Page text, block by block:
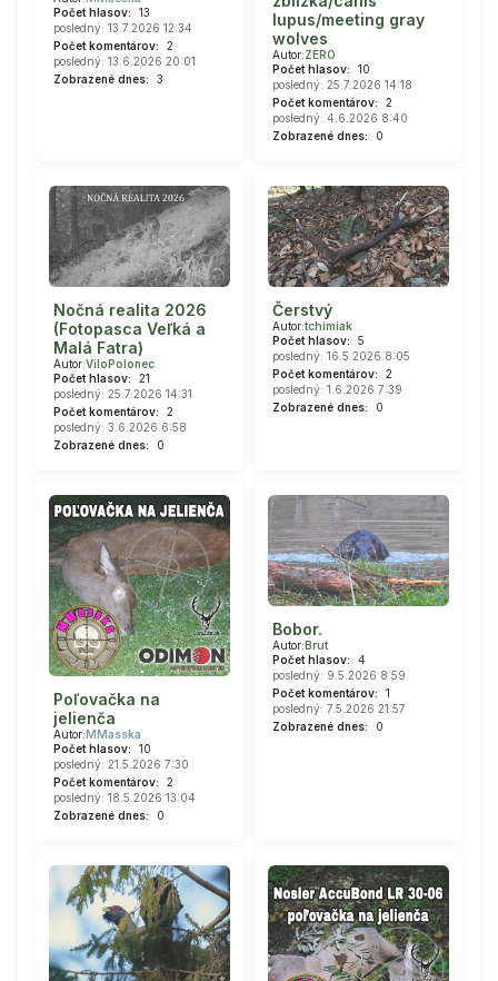
Počet hlasov:
13
posledný: 13.7.2026 12:34
Počet komentárov:
2
posledný: 13.6.2026 20:01
Zobrazené dnes:
3
lupus/meeting gray
wolves
Autor:ZERO
Počet hlasov:
10
posledný: 25.7.2026 14:18
Počet komentárov:
2
posledný: 4.6.2026 8:40
Zobrazené dnes:
0
Nočná realita 2026
(Fotopasca Veľká a
Malá Fatra)
Autor:ViloPolonec
Počet hlasov:
21
posledný: 25.7.2026 14:31
Počet komentárov:
2
posledný: 3.6.2026 6:58
Zobrazené dnes:
0
Čerstvý
Autor:tchimiak
Počet hlasov:
5
posledný: 16.5.2026 8:05
Počet komentárov:
2
posledný: 1.6.2026 7:39
Zobrazené dnes:
0
Poľovačka na
jelienča
Autor:MMasska
Počet hlasov:
10
posledný: 21.5.2026 7:30
Počet komentárov:
2
posledný: 18.5.2026 13:04
Zobrazené dnes:
0
Bobor.
Autor: Brut
Počet hlasov:
4
posledný: 9.5.2026 8:59
Počet komentárov:
1
posledný: 7.5.2026 21:57
Zobrazené dnes:
0